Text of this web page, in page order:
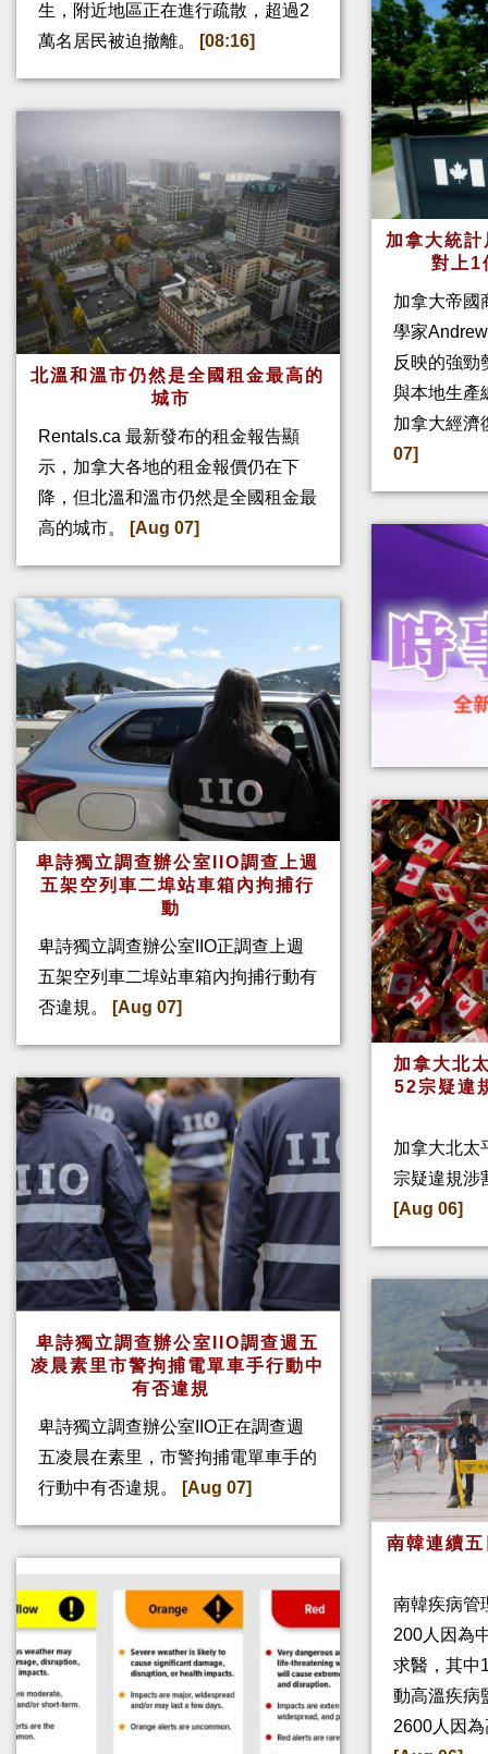
生，附近地區正在進行疏散，超過2
萬名居民被迫撤離。
[08:16]
北溫和溫市仍然是全國租金最高的
城市
Rentals.ca 最新發布的租金報告顯
示，加拿大各地的租金報價仍在下
降，但北溫和溫市仍然是全國租金最
高的城市。
[Aug 07]
卑詩獨立調查辦公室IIO調查上週
五架空列車二埠站車箱內拘捕行
動
卑詩獨立調查辦公室IIO正調查上週
五架空列車二埠站車箱內拘捕行動有
否違規。
[Aug 07]
卑詩獨立調查辦公室IIO調查週五
凌晨素里市警拘捕電單車手行動中
有否違規
卑詩獨立調查辦公室IIO正在調查週
五凌晨在素里，市警拘捕電單車手的
行動中有否違規。
[Aug 07]
加拿大統
對上
加拿大帝國
學家
反映的強勁
與本地生產
加拿大經濟
07]
加拿大北
52宗疑違
加拿大北太
宗疑違規涉
[Aug 06]
南韓連續
南韓疾病管
200人因為
求醫，其中
動高溫疾病
2600人因